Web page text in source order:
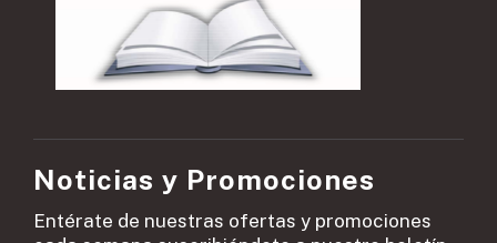
Noticias y Promociones
Entérate de nuestras ofertas y promociones